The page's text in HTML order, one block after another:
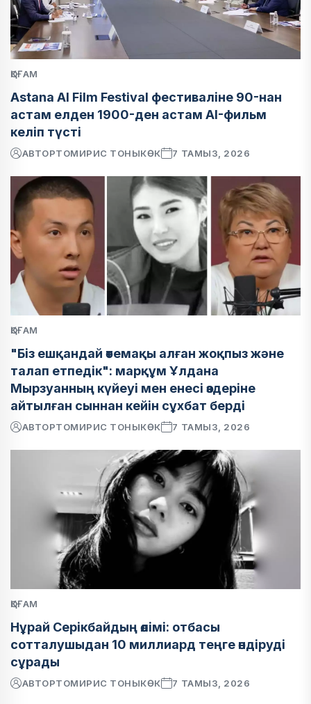
ҚОҒАМ
Astana AI Film Festival фестиваліне 90-нан
астам елден 1900-ден астам AI-фильм
келіп түсті
АВТОРТОМИРИС ТОНЫКӨК 7 ТАМЫЗ, 2026
ҚОҒАМ
"Біз ешқандай өтемақы алған жоқпыз және
талап етпедік": марқұм Ұлдана
Мырзуанның күйеуі мен енесі өздеріне
айтылған сыннан кейін сұхбат берді
АВТОРТОМИРИС ТОНЫКӨК 7 ТАМЫЗ, 2026
ҚОҒАМ
Нұрай Серікбайдың өлімі: отбасы
сотталушыдан 10 миллиард теңге өндіруді
сұрады
АВТОРТОМИРИС ТОНЫКӨК 7 ТАМЫЗ, 2026